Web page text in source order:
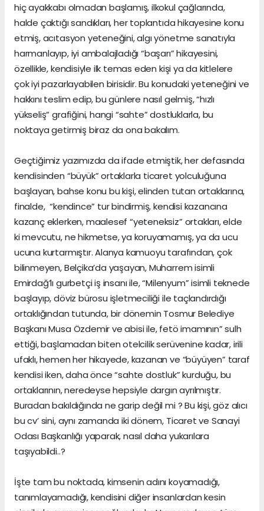
hiç ayakkabı olmadan başlamış, ilkokul çağlarında,
halde çaktığı sandıkları, her toplantıda hikayesine konu
etmiş, acıtasyon yeteneğini, algı yönetme sanatıyla
harmanlayıp, iyi ambalajladığı “başarı” hikayesini,
özellikle, kendisiyle ilk temas eden kişi ya da kitlelere
çok iyi pazarlayabilen birisidir. Bu konudaki yeteneğini ve
hakkını teslim edip, bu günlere nasıl gelmiş, “hızlı
yükseliş” grafiğini, hangi “sahte” dostluklarla, bu
noktaya getirmiş biraz da ona bakalım.
Geçtiğimiz yazımızda da ifade etmiştik, her defasında
kendisinden “büyük” ortaklarla ticaret yolculuğuna
başlayan, bahse konu bu kişi, elinden tutan ortaklarına,
finalde, “kendince” tur bindirmiş, kendisi kazancına
kazanç eklerken, maalesef “yeteneksiz” ortakları, elde
ki mevcutu, ne hikmetse, ya koruyamamış, ya da ucu
ucuna kurtarmıştır. Alanya kamuoyu tarafından, çok
bilinmeyen, Belçika’da yaşayan, Muharrem isimli
Emirdağ’lı gurbetçi iş insanı ile, “Milenyum” isimli teknede
başlayıp, döviz bürosu işletmeciliği ile taçlandırdığı
ortaklığından tutunda, bir dönemin Tosmur Belediye
Başkanı Musa Özdemir ve abisi ile, fetö imamının” sulh
ettiği, başlamadan biten otelcilik serüvenine kadar, irili
ufaklı, hemen her hikayede, kazanan ve “büyüyen” taraf
kendisi iken, daha önce “sahte dostluk” kurduğu, bu
ortaklarının, neredeyse hepsiyle dargın ayrılmıştır.
Buradan bakıldığında ne garip değil mi ? Bu kişi, göz alıcı
bu cv’ sini, aynı zamanda iki dönem, Ticaret ve Sanayi
Odası Başkanlığı yaparak, nasıl daha yukarılara
taşıyabildi..?
İşte tam bu noktada, kimsenin adını koyamadığı,
tanımlayamadığı, kendisini diğer insanlardan kesin